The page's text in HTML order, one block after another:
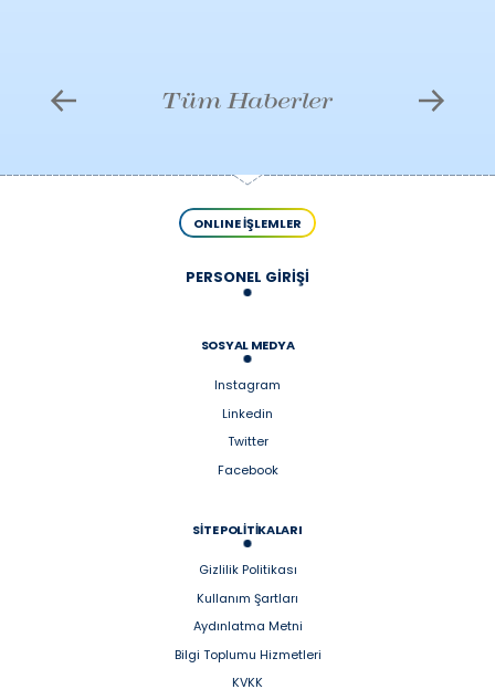
Tüm Haberler
ONLINE İŞLEMLER
PERSONEL GİRİŞİ
SOSYAL MEDYA
Instagram
Linkedin
Twitter
Facebook
SİTE POLİTİKALARI
Gizlilik Politikası
Kullanım Şartları
Aydınlatma Metni
Bilgi Toplumu Hizmetleri
KVKK